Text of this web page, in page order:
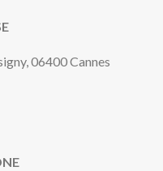
06400 Cannes